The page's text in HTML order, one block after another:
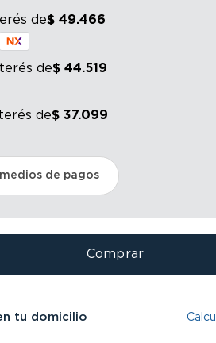
de$ 49.466
de$ 44.519
de$ 37.099
de pagos
Comprar
tu domicilio